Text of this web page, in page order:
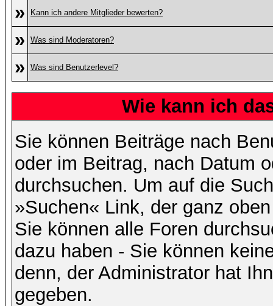
» Kann ich andere Mitglieder bewerten?
» Was sind Moderatoren?
» Was sind Benutzerlevel?
Wie kann ich
Sie können Beiträge nach
oder im Beitrag, nach Datum
durchsuchen. Um auf die
»Suchen« Link, der ganz
Sie können alle Foren
dazu haben - Sie können
denn, der Administrator hat
gegeben.